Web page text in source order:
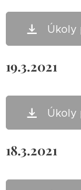
Úkoly
19.3.2021
Úkoly
18.3.2021